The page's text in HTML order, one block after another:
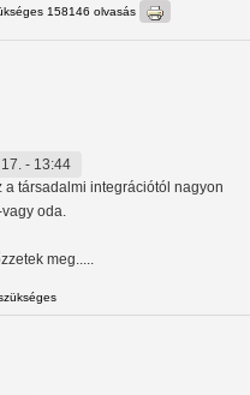
158146 olvasás
- 13:44
a társadalmi integrációtól nagyon
oda.
meg.....